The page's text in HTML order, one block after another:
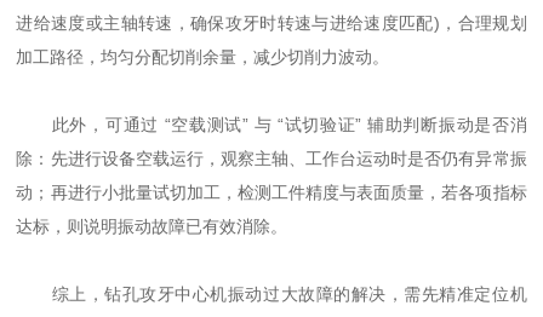
进给速度或主轴转速，确保攻牙时转速与进给速度匹配)，合理规划
加工路径，均匀分配切削余量，减少切削力波动。
此外，可通过 “空载测试” 与 “试切验证” 辅助判断振动是否消
除：先进行设备空载运行，观察主轴、工作台运动时是否仍有异常振
动；再进行小批量试切加工，检测工件精度与表面质量，若各项指标
达标，则说明振动故障已有效消除。
综上，钻孔攻牙中心机振动过大故障的解决，需先精准定位机